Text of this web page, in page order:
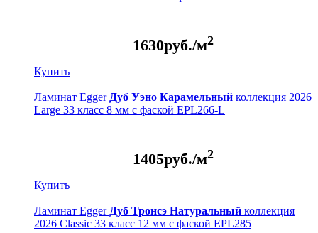
1630руб./м2
Купить
Ламинат Egger Дуб Уэно Карамельный коллекция 2026
Large 33 класс 8 мм с фаской EPL266-L
1405руб./м2
Купить
Ламинат Egger Дуб Тронсэ Натуральный коллекция
2026 Classic 33 класс 12 мм с фаской EPL285